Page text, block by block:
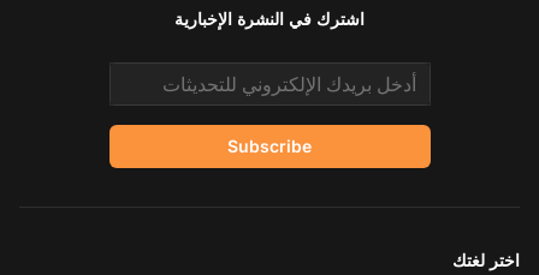
اشترك في النشرة الإخبارية
Email address
Subscribe
اختر لغتك